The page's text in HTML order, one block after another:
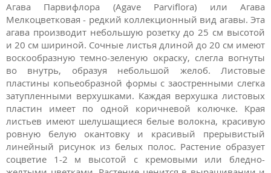
Агава Парвифлора (Agave Parviflora) или Агава
Mелкоцветковая - редкий коллекционный вид агавы. Эта
агава производит небольшую розетку до 25 см высотой
и 20 см шириной. Сочные листья длиной до 20 см имеют
воскообразную темно-зеленую окраску, слегла вогнуты
во внутрь, образуя небольшой желоб. Листовые
пластины копьеобразной формы с заостренными слегка
затупленными верхушками. Каждая верхушка листовых
пластин имеет по одной коричневой колючке. Края
листьев имеют шелушащиеся белые волокна, красивую
ровную белую окантовку и красивый прерывистый
линейный рисунок из белых полос. Растение образует
соцветие 1-2 м высотой с кремовыми или бледно-